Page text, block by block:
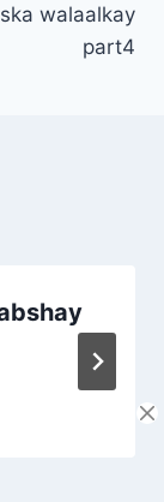
walaalkay
part4